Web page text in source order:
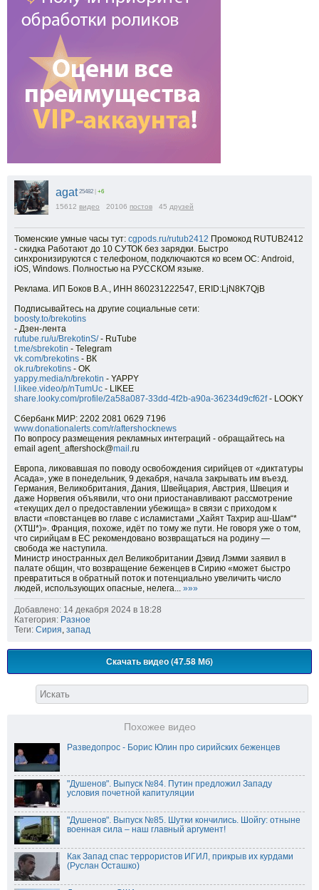
agat 25482 +6
15612 видео 20106 постов 45 друзей
Тюменские умные часы тут: cgpods.ru/rutub2412 Промокод RUTUB2412
- скидка Работают до 10 СУТОК без зарядки. Быстро
синхронизируются с телефоном, подключаются ко всем ОС: Android,
iOS, Windows. Полностью на РУССКОМ языке.
Реклама. ИП Боков В.А., ИНН 860231222547, ERID:LjN8K7QjB
Подписывайтесь на другие социальные сети:
boosty.to/brekotins
- Дзен-лента
rutube.ru/u/BrekotinS/- RuTube
t.me/sbrekotin - Telegram
vk.com/brekotins - ВК
ok.ru/brekotins - OK
yappy.media/n/brekotin - YAPPY
l.likee.video/p/nTumUc - LIKEE
share.looky.com/profile/2a58a087-33dd-4f2b-a90a-36234d9cf62f- LOOKY
Сбербанк МИР: 2202 2081 0629 7196
www.donationalerts.com/r/aftershocknews
По вопросу размещения рекламных интеграций - обращайтесь на
email agent_aftershock@mail .ru
Европа, ликовавшая по поводу освобождения сирийцев от «диктатуры
Асада», уже в понедельник, 9 декабря, начала закрывать им въезд.
Германия, Великобритания, Дания, Швейцария, Австрия, Швеция и
даже Норвегия объявили, что они приостанавливают рассмотрение
«текущих дел о предоставлении убежища» в связи с приходом к
власти «повстанцев во главе с исламистами „Хайят Тахрир аш-Шам“*
(ХТШ*)». Франция, похоже, идёт по тому же пути. Не говоря уже о том,
что сирийцам в ЕС рекомендовано возвращаться на родину —
свобода же наступила.
Министр иностранных дел Великобритании Дэвид Лэмми заявил в
палате общин, что возвращение беженцев в Сирию «может быстро
превратиться в обратный поток и потенциально увеличить число
людей, использующих опасные, нелега... »»»
Добавлено: 14 декабря 2024 в 18:28
Категория: Разное
Теги: Сирия, запад
Скачать видео (47.58 Мб)
Похожее видео
Разведопрос - Борис Юлин про сирийских беженцев
"Душенов". Выпуск №84. Путин предложил Западу
условия почетной капитуляции
"Душенов". Выпуск №85. Шутки кончились. Шойгу: отныне
военная сила – наш главный аргумент!
Как Запад спас террористов ИГИЛ, прикрыв их курдами
(Руслан Осташко)